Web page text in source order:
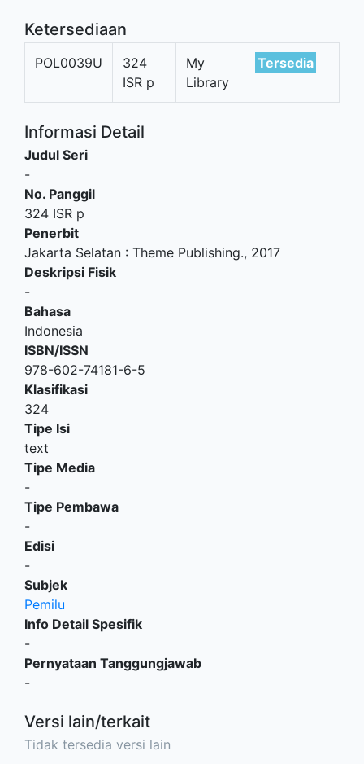
Ketersediaan
POL0039U
324
ISR p
My
Library
Tersedia
Informasi Detail
Judul Seri
-
No. Panggil
324 ISR p
Penerbit
Jakarta Selatan : Theme Publishing., 2017
Deskripsi Fisik
-
Bahasa
Indonesia
ISBN/ISSN
978-602-74181-6-5
Klasifikasi
324
Tipe Isi
text
Tipe Media
-
Tipe Pembawa
-
Edisi
-
Subjek
Pemilu
Info Detail Spesifik
-
Pernyataan Tanggungjawab
-
Versi lain/terkait
Tidak tersedia versi lain